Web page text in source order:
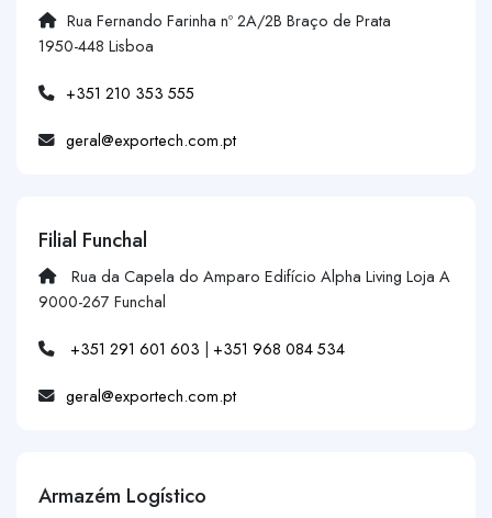
Rua Fernando Farinha nº 2A/2B Braço de Prata
1950-448 Lisboa
+351 210 353 555
geral@exportech.com.pt
Filial Funchal
Rua da Capela do Amparo Edifício Alpha Living Loja A
9000-267 Funchal
+351 291 601 603 | +351 968 084 534
geral@exportech.com.pt
Armazém Logístico